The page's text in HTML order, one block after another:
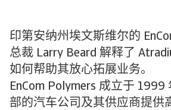
印第安纳州埃文斯维尔的
总裁 Larry Beard 解释了
如何帮助其放心拓展业务。
EnCom Polymers 成立于 1999
部的汽车公司及其供应商提供